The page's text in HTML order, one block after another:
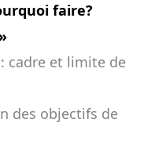
faire?
cadre et limite de
des objectifs de